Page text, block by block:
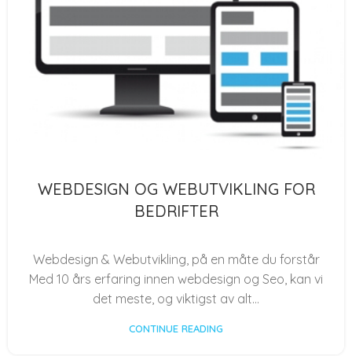
WEBDESIGN OG WEBUTVIKLING FOR
BEDRIFTER
Webdesign & Webutvikling, på en måte du forstår
Med 10 års erfaring innen webdesign og Seo, kan vi
det meste, og viktigst av alt...
CONTINUE READING